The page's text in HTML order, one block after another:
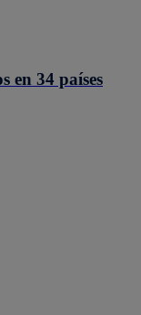
en 34 países